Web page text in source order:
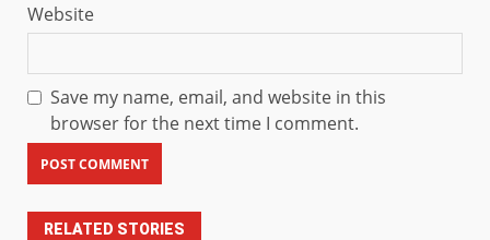
Website
Save my name, email, and website in this
browser for the next time I comment.
RELATED STORIES